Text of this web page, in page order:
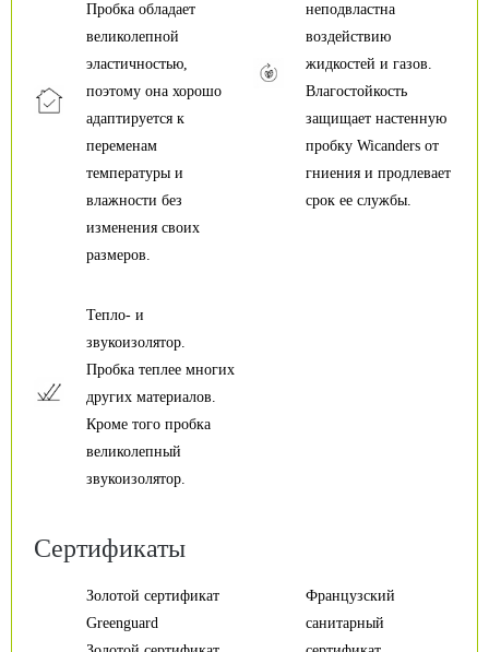
неподвластна
воздействию
жидкостей и газов.
Влагостойкость
защищает настенную
пробку Wicanders от
гниения и продлевает
срок ее службы.
Пробка обладает
великолепной
эластичностью,
поэтому она хорошо
адаптируется к
переменам
температуры и
влажности без
изменения своих
размеров.
Тепло- и
звукоизолятор.
Пробка теплее многих
других материалов.
Кроме того пробка
великолепный
звукоизолятор.
Сертификаты
Французский
санитарный
Золотой сертификат
Greenguard